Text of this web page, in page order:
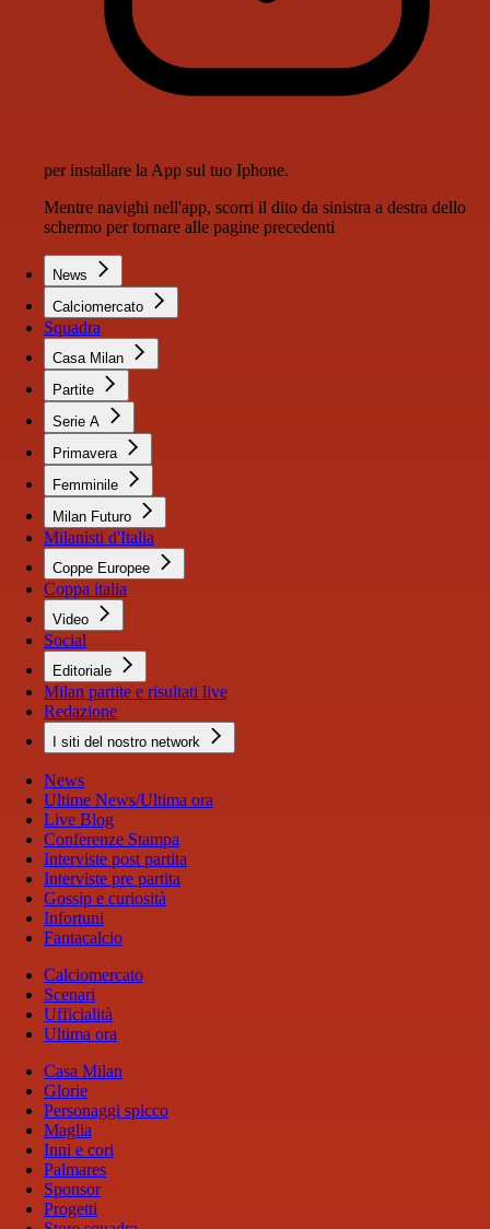
per installare la App sul tuo Iphone.
Mentre navighi nell'app, scorri il dito da sinistra a destra dello
schermo per tornare alle pagine precedenti
News
Calciomercato
Squadra
Casa Milan
Partite
Serie A
Primavera
Femminile
Milan Futuro
Milanisti d'Italia
Coppe Europee
Coppa italia
Video
Social
Editoriale
Milan partite e risultati live
Redazione
I siti del nostro network
News
Ultime News/Ultima ora
Live Blog
Conferenze Stampa
Interviste post partita
Interviste pre partita
Gossip e curiosità
Infortuni
Fantacalcio
Calciomercato
Scenari
Ufficialità
Ultima ora
Casa Milan
Glorie
Personaggi spicco
Maglia
Inni e cori
Palmares
Sponsor
Progetti